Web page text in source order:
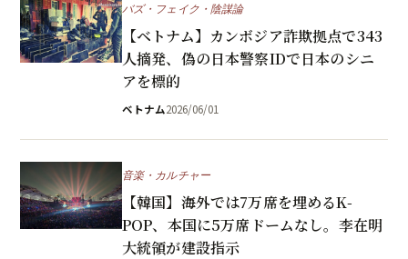
バズ・フェイク・陰謀論
【ベトナム】カンボジア詐欺拠点で343
人摘発、偽の日本警察IDで日本のシニ
アを標的
ベトナム2026/06/01
音楽・カルチャー
【韓国】海外では7万席を埋めるK-
POP、本国に5万席ドームなし。李在明
大統領が建設指示